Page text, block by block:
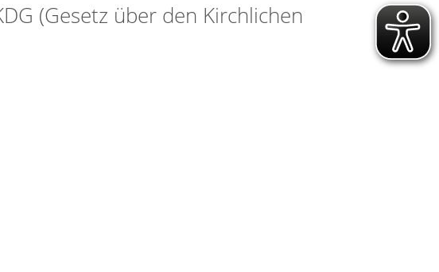
(Gesetz über den Kirchlichen